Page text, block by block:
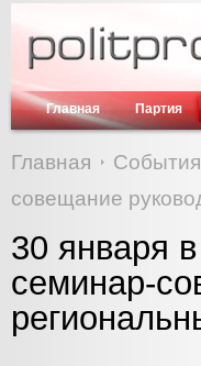
Главная Партия
Главная События
совещание
30 января
семинар-